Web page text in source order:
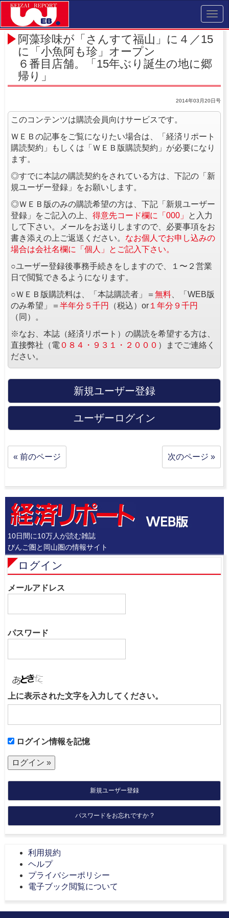
阿藻珍味が「さんすて福山」に４／15
に「小魚阿も珍」オープン
６番目店舗。「15年ぶり誕生の地に郷
帰り」
2014年03月20日号
このコンテンツは購読会員向けサービスです。
ＷＥＢの記事をご覧になりたい場合は、「経済リポート
購読契約」もしくは「ＷＥＢ版購読契約」が必要になり
ます。
◎すでに本誌の購読契約をされている方は、下記の「新
規ユーザー登録」をお願いします。
◎ＷＥＢ版のみの購読希望の方は、下記「新規ユーザー
登録」をご記入の上、 得意先コード欄に「000」
と入力
して下さい。メールをお送りしますので、必要事項をお
書き添えの上ご返送ください。 なお個人でお申し込みの
場合は会社名欄に「個人」とご記入下さい。
○ユーザー登録後事務手続きをしますので、１〜２営業
日で閲覧できるようになります。
○ＷＥＢ版購読料は、「本誌購読者」＝ 無料 、「WEB版
のみ希望」＝ 半年分５千円 （税込）or １年分９千円
（同）。
※なお、本誌（経済リポート）の購読を希望する方は、
直接弊社（電 ０８４・９３１・２０００ ）までご連絡く
ださい。
新規ユーザー登録
ユーザーログイン
« 前のページ 次のページ »
10日間に10万人が読む雑誌
びんご圏と岡山圏の情報サイト
ログイン
メールアドレス
パスワード
上に表示された文字を入力してください。
ログイン情報を記憶
新規ユーザー登録
パスワードをお忘れですか ?
利用規約
ヘルプ
プライバシーポリシー
電子ブック閲覧について